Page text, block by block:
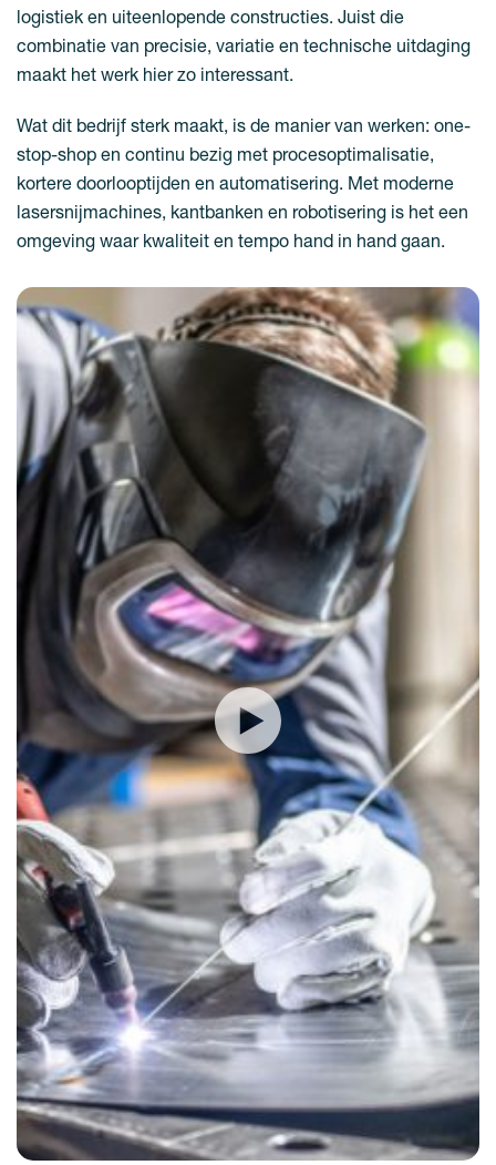
logistiek en uiteenlopende constructies. Juist die
combinatie van precisie, variatie en technische uitdaging
maakt het werk hier zo interessant.
Wat dit bedrijf sterk maakt, is de manier van werken: one-
stop-shop en continu bezig met procesoptimalisatie,
kortere doorlooptijden en automatisering. Met moderne
lasersnijmachines, kantbanken en robotisering is het een
omgeving waar kwaliteit en tempo hand in hand gaan.